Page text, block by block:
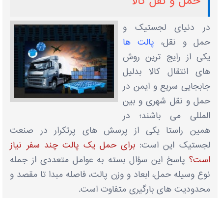
در دنیای لجستیک و
حمل‌ و نقل، پالت‌ ها
یکی از رایج ‌ترین روش‌
های انتقال کالا بدلیل
جابجایی سریع و ایمن در
حمل ‌و نقل شهری و بین
‌المللی می باشند؛ در
همین راستا یکی از پرسش ‌های پرتکرار در صنعت
لجستیک این است: برای حمل یک پالت چند سفر نیاز
است؟ پاسخ این سؤال بسته به عوامل متعددی از جمله
نوع وسیله حمل، ابعاد و وزن پالت، فاصله مبدا تا مقصد و
محدودیت‌ های بارگیری متفاوت است.